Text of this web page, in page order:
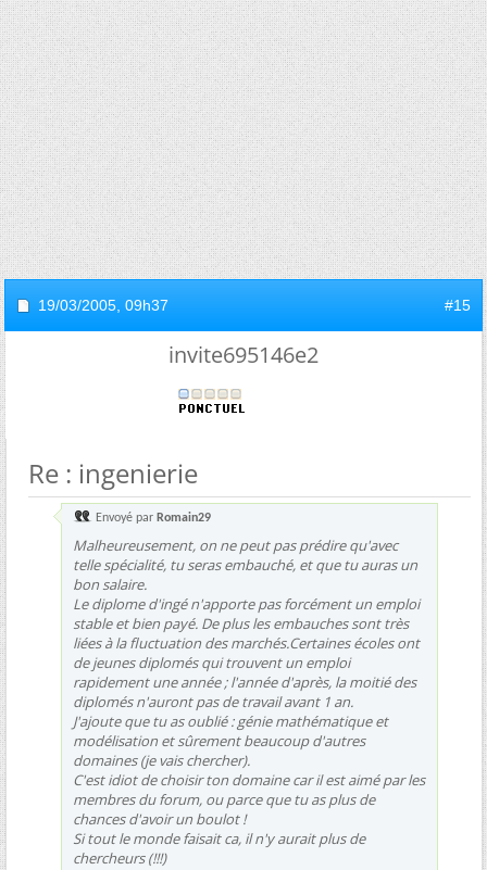
19/03/2005, 09h37 #15
invite695146e2
Re : ingenierie
Envoyé par Romain29
Malheureusement, on ne peut pas prédire qu'avec
telle spécialité, tu seras embauché, et que tu auras un
bon salaire.
Le diplome d'ingé n'apporte pas forcément un emploi
stable et bien payé. De plus les embauches sont très
liées à la fluctuation des marchés.Certaines écoles ont
de jeunes diplomés qui trouvent un emploi
rapidement une année ; l'année d'après, la moitié des
diplomés n'auront pas de travail avant 1 an.
J'ajoute que tu as oublié : génie mathématique et
modélisation et sûrement beaucoup d'autres
domaines (je vais chercher).
C'est idiot de choisir ton domaine car il est aimé par les
membres du forum, ou parce que tu as plus de
chances d'avoir un boulot !
Si tout le monde faisait ca, il n'y aurait plus de
chercheurs (!!!)